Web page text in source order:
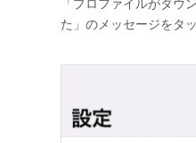
「プロファイルがダウ
た」のメッセージをタ